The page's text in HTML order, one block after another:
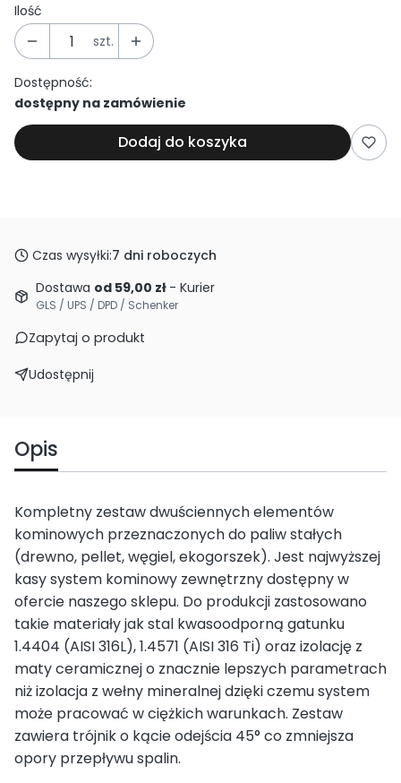
Ilość
szt.
Dostępność:
dostępny na zamówienie
Dodaj do koszyka
Czas wysyłki:7 dni roboczych
Dostawa od 59,00 zł - Kurier
GLS / UPS / DPD / Schenker
Zapytaj o produkt
Udostępnij
Opis
Kompletny zestaw dwuściennych elementów
kominowych przeznaczonych do paliw stałych
(drewno, pellet, węgiel, ekogorszek). Jest najwyższej
kasy system kominowy zewnętrzny dostępny w
ofercie naszego sklepu. Do produkcji zastosowano
takie materiały jak stal kwasoodporną gatunku
1.4404 (AISI 316L), 1.4571 (AISI 316 Ti) oraz izolację z
maty ceramicznej o znacznie lepszych parametrach
niż izolacja z wełny mineralnej dzięki czemu system
może pracować w ciężkich warunkach. Zestaw
zawiera trójnik o kącie odejścia 45° co zmniejsza
opory przepływu spalin.